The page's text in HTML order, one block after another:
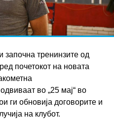
започна тренинзите од
почетокот на новата
во „25 мај“ во
ги обновија договорите и
на клубот.